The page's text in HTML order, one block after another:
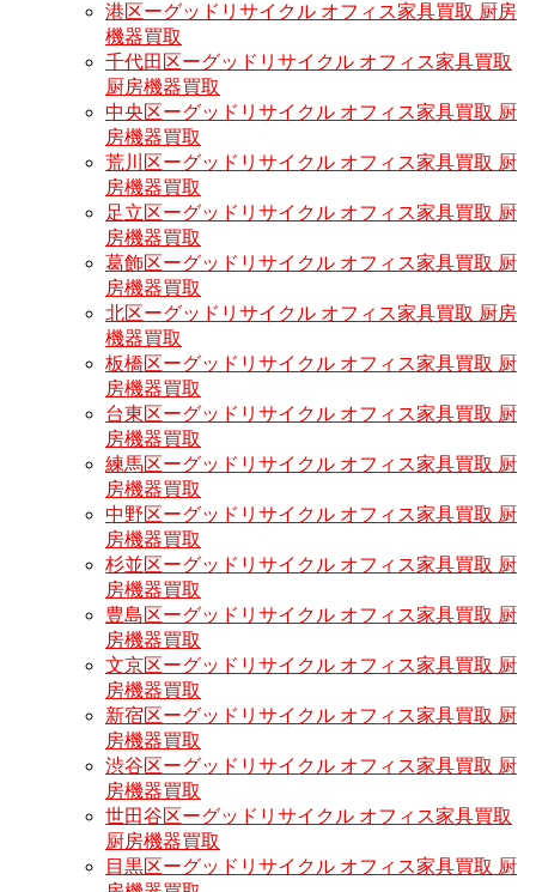
港区ーグッドリサイクル オフィス家具買取 厨房
機器買取
千代田区ーグッドリサイクル オフィス家具買取
厨房機器買取
中央区ーグッドリサイクル オフィス家具買取 厨
房機器買取
荒川区ーグッドリサイクル オフィス家具買取 厨
房機器買取
足立区ーグッドリサイクル オフィス家具買取 厨
房機器買取
葛飾区ーグッドリサイクル オフィス家具買取 厨
房機器買取
北区ーグッドリサイクル オフィス家具買取 厨房
機器買取
板橋区ーグッドリサイクル オフィス家具買取 厨
房機器買取
台東区ーグッドリサイクル オフィス家具買取 厨
房機器買取
練馬区ーグッドリサイクル オフィス家具買取 厨
房機器買取
中野区ーグッドリサイクル オフィス家具買取 厨
房機器買取
杉並区ーグッドリサイクル オフィス家具買取 厨
房機器買取
豊島区ーグッドリサイクル オフィス家具買取 厨
房機器買取
文京区ーグッドリサイクル オフィス家具買取 厨
房機器買取
新宿区ーグッドリサイクル オフィス家具買取 厨
房機器買取
渋谷区ーグッドリサイクル オフィス家具買取 厨
房機器買取
世田谷区ーグッドリサイクル オフィス家具買取
厨房機器買取
目黒区ーグッドリサイクル オフィス家具買取 厨